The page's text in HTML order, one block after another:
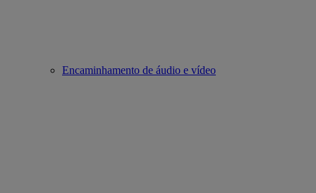
Encaminhamento de áudio e vídeo